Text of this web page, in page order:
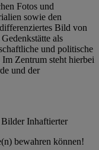
Fotos und
sowie den
Bild von
als
und politische
Zentrum steht hierbei
und der
bewahren können!